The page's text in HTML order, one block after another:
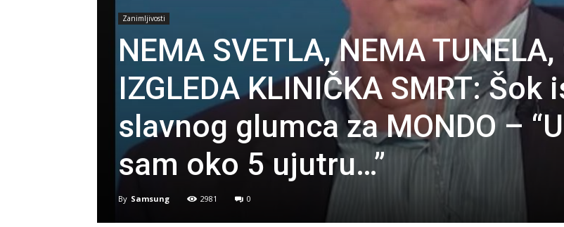
Zanimljivosti
NEMA SVETLA, NEMA TUNELA,
IZGLEDA KLINIČKA SMRT: Šok
slavnog glumca za MONDO –
sam oko 5 ujutru…”
By Samsung 2981 0